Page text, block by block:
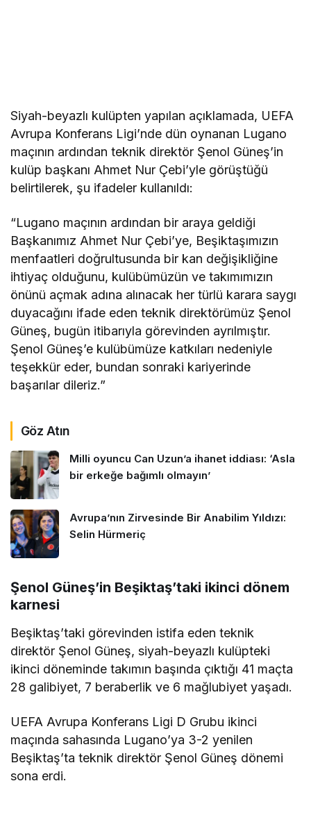
Siyah-beyazlı kulüpten yapılan açıklamada, UEFA
Avrupa Konferans Ligi’nde dün oynanan Lugano
maçının ardından teknik direktör Şenol Güneş’in
kulüp başkanı Ahmet Nur Çebi’yle görüştüğü
belirtilerek, şu ifadeler kullanıldı:
“Lugano maçının ardından bir araya geldiği
Başkanımız Ahmet Nur Çebi’ye, Beşiktaşımızın
menfaatleri doğrultusunda bir kan değişikliğine
ihtiyaç olduğunu, kulübümüzün ve takımımızın
önünü açmak adına alınacak her türlü karara saygı
duyacağını ifade eden teknik direktörümüz Şenol
Güneş, bugün itibarıyla görevinden ayrılmıştır.
Şenol Güneş’e kulübümüze katkıları nedeniyle
teşekkür eder, bundan sonraki kariyerinde
başarılar dileriz.”
Göz Atın
Milli oyuncu Can Uzun’a ihanet iddiası: ‘Asla
bir erkeğe bağımlı olmayın’
Avrupa’nın Zirvesinde Bir Anabilim Yıldızı:
Selin Hürmeriç
Şenol Güneş’in Beşiktaş’taki ikinci dönem
karnesi
Beşiktaş’taki görevinden istifa eden teknik
direktör Şenol Güneş, siyah-beyazlı kulüpteki
ikinci döneminde takımın başında çıktığı 41 maçta
28 galibiyet, 7 beraberlik ve 6 mağlubiyet yaşadı.
UEFA Avrupa Konferans Ligi D Grubu ikinci
maçında sahasında Lugano’ya 3-2 yenilen
Beşiktaş’ta teknik direktör Şenol Güneş dönemi
sona erdi.